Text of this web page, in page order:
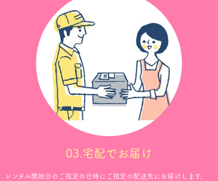
03.宅配でお届け
レンタル開始日のご指定の日時にご指定の配送先にお届けします。